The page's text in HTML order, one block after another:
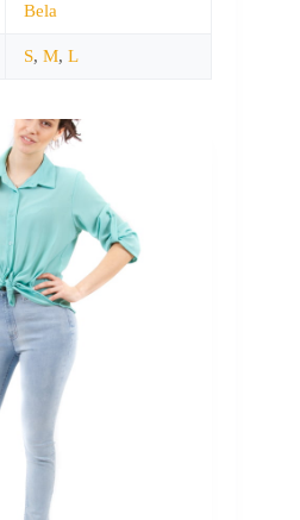
Bela
S, M, L